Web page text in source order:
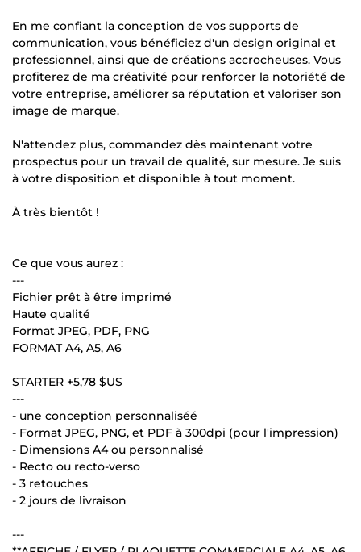
En me confiant la conception de vos supports de
communication, vous bénéficiez d'un design original et
professionnel, ainsi que de créations accrocheuses. Vous
profiterez de ma créativité pour renforcer la notoriété de
votre entreprise, améliorer sa réputation et valoriser son
image de marque.
N'attendez plus, commandez dès maintenant votre
prospectus pour un travail de qualité, sur mesure. Je suis
à votre disposition et disponible à tout moment.
À très bientôt !
Ce que vous aurez :
---
Fichier prêt à être imprimé
Haute qualité
Format JPEG, PDF, PNG
FORMAT A4, A5, A6
STARTER +5,78 $US
---
- une conception personnaliséé
- Format JPEG, PNG, et PDF à 300dpi (pour l'impression)
- Dimensions A4 ou personnalisé
- Recto ou recto-verso
- 3 retouches
- 2 jours de livraison
---